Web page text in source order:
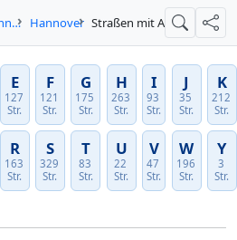
Region Hannover Hannover Straßen mit A Suche
E
127
Str.
F
121
Str.
G
175
Str.
H
263
Str.
I
93
Str.
J
35
Str.
K
212
Str.
R
163
Str.
S
329
Str.
T
83
Str.
U
22
Str.
V
47
Str.
W
196
Str.
Y
3
Str.